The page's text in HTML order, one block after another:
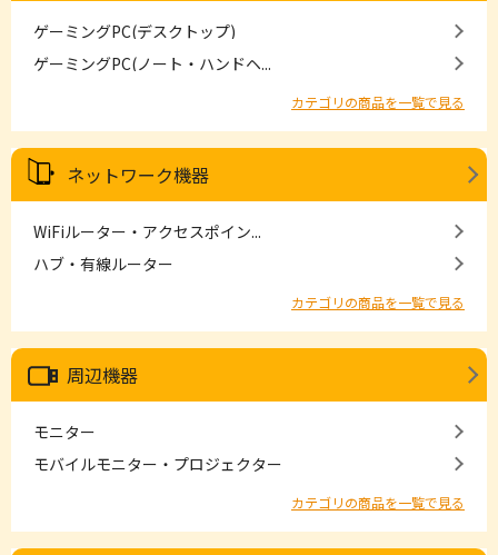
ゲーミングPC(デスクトップ)
ゲーミングPC(ノート・ハンドヘ...
カテゴリの商品を一覧で見る
ネットワーク機器
WiFiルーター・アクセスポイン...
ハブ・有線ルーター
カテゴリの商品を一覧で見る
周辺機器
モニター
モバイルモニター・プロジェクター
カテゴリの商品を一覧で見る